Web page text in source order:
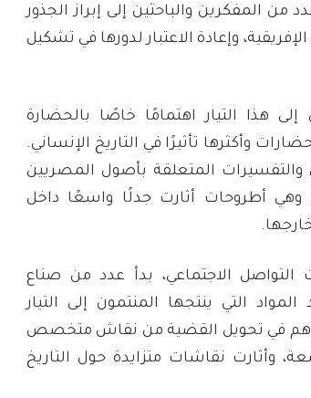
من المفكرين والباحثين إلى إبراز الجذور
وإعادة الاعتبار لدورها في تشكيل
هذا التيار اهتمامًا خاصًا بالحضارة
وأكثرها تأثيرًا في التاريخ الإنساني.
المتعلقة بأصول المصريين
وهي أطروحات أثارت جدلًا واسعًا داخل
الاجتماعي، بدأ عدد من صناع
التي ينتجها المنتمون إلى التيار
ساهم في تحويل القضية من نقاش متخصص
وأثارت نقاشات متزايدة حول التاريخ